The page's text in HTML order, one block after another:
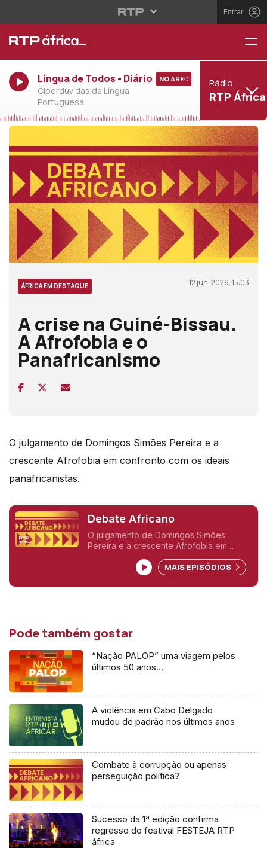
Entrar
Língua de Todos - Diário
Ciberdúvidas da Língua
Portuguesa
NO AR Rádio
RTP África
ÁFRICA EM DESTAQUE 12 jun, 2026, 15:03
A crise na Guiné-Bissau.
A Afrofobia e o
Panafricanismo
O julgamento de Domingos Simões Pereira e a
crescente Afrofobia em confronto com os ideais
panafricanistas.
Debate Africano
O julgamento de Domingos Simões
Pereira e a crescente Afrofobia em
MAIS EPISÓDIOS
Pode também gostar
“Nação PALOP” uma viagem pelos
últimos 50 anos…
A violência em Cabo Delgado
mudou de padrão nos últimos anos
Combate à corrupção ou apenas
perseguição política?
Sucesso da 1ª edição confirma
regresso do festival FESTEJA RTP
áfrica